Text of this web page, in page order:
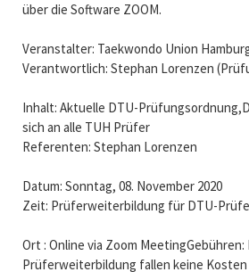
über die Software ZOOM.
Veranstalter: Taekwondo Union
Verantwortlich: Stephan Lorenzen
Inhalt: Aktuelle DTU-
sich an alle TUH Prüfer
Referenten: Stephan Lorenzen
Datum: Sonntag, 08. November 2020
Zeit: Prüferweiterbildung für DTU-
Ort : Online via Zoom MeetingGebühren:
Prüferweiterbildung fallen keine Kosten